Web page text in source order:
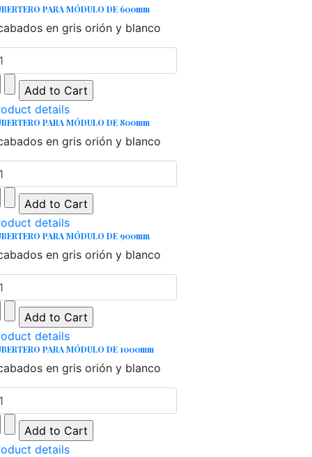
PARA MÓDULO DE 600mm
en gris orión y blanco
details
PARA MÓDULO DE 800mm
en gris orión y blanco
details
PARA MÓDULO DE 900mm
en gris orión y blanco
details
PARA MÓDULO DE 1000mm
en gris orión y blanco
details